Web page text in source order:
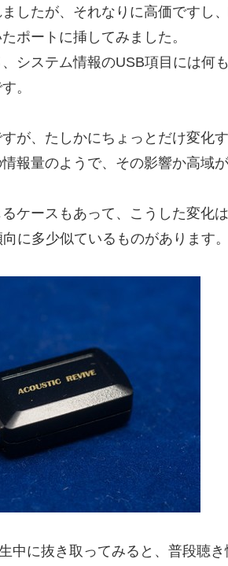
したが、それなりに高価ですし
ポートに挿してみました。
システム情報のUSB項目には何
。
が、たしかにちょっとだけ変化
報量のようで、その影響か高域
ケースもあって、こうした変化
に多少似ているものがあります。
中に抜き取ってみると、普段聴